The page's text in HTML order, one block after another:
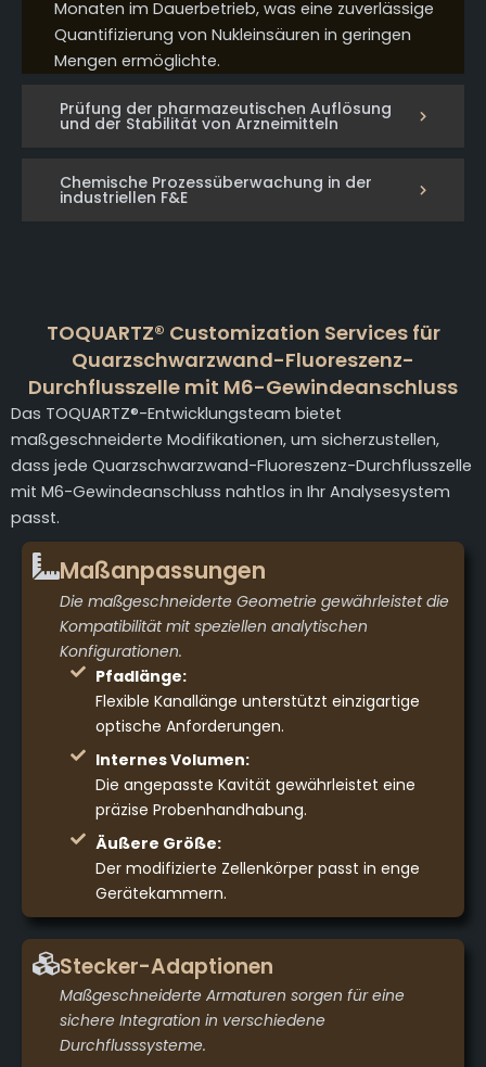
Prüfung der pharmazeutischen Auflösung
und der Stabilität von Arzneimitteln
Chemische Prozessüberwachung in der
industriellen F&E
Monaten im Dauerbetrieb, was eine zuverlässige
Quantifizierung von Nukleinsäuren in geringen
Mengen ermöglichte.
TOQUARTZ® Customization Services für
Quarzschwarzwand-Fluoreszenz-
Durchflusszelle mit M6-Gewindeanschluss
Das TOQUARTZ®-Entwicklungsteam bietet
maßgeschneiderte Modifikationen, um sicherzustellen,
dass jede Quarzschwarzwand-Fluoreszenz-Durchflusszelle
mit M6-Gewindeanschluss nahtlos in Ihr Analysesystem
passt.
Maßanpassungen
Die maßgeschneiderte Geometrie gewährleistet die
Kompatibilität mit speziellen analytischen
Konfigurationen.
Pfadlänge:
Flexible Kanallänge unterstützt einzigartige
optische Anforderungen.
Internes Volumen:
Die angepasste Kavität gewährleistet eine
präzise Probenhandhabung.
Äußere Größe:
Der modifizierte Zellenkörper passt in enge
Gerätekammern.
Stecker-Adaptionen
Maßgeschneiderte Armaturen sorgen für eine
sichere Integration in verschiedene
Durchflusssysteme.